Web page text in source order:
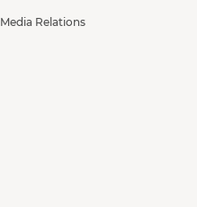
Media Relations